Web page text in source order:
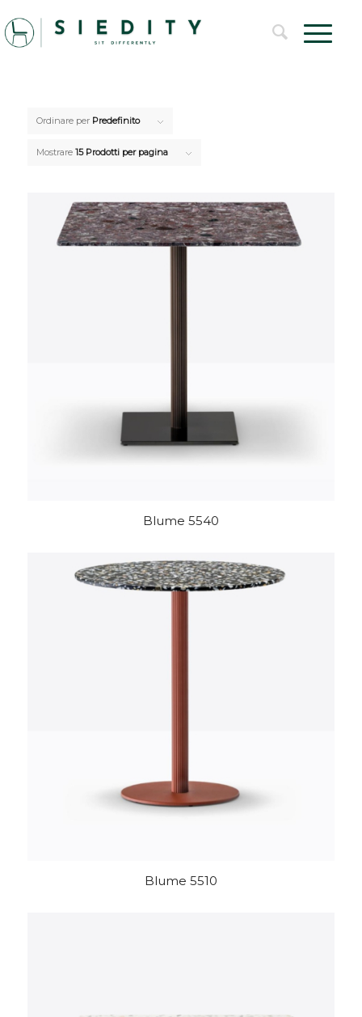
Ordinare per Predefinito
Mostrare 15 Prodotti per pagina
Blume 5540
Blume 5510